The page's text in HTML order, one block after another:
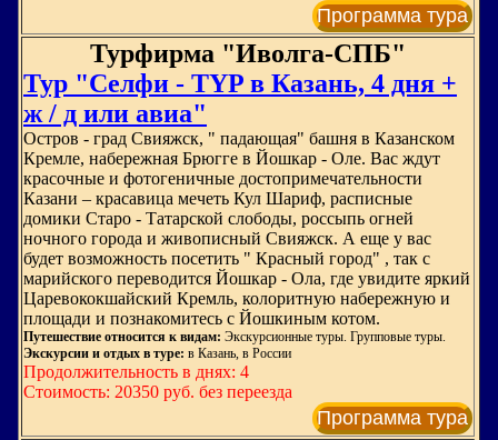
Программа тура
Турфирма "Иволга-СПБ"
Тур "Селфи - TYP в Казань, 4 дня +
ж / д или авиа"
Остров - град Свияжск, " падающая" башня в Казанском
Кремле, набережная Брюгге в Йошкар - Оле. Вас ждут
красочные и фотогеничные достопримечательности
Казани – красавица мечеть Кул Шариф, расписные
домики Старо - Татарской слободы, россыпь огней
ночного города и живописный Свияжск. А еще у вас
будет возможность посетить " Красный город" , так с
марийского переводится Йошкар - Ола, где увидите яркий
Царевококшайский Кремль, колоритную набережную и
площади и познакомитесь с Йошкиным котом.
Путешествие относится к видам: Экскурсионные туры. Групповые туры.
Экскурсии и отдых в туре: в Казань, в России
Продолжительность в днях: 4
Стоимость: 20350 руб. без переезда
Программа тура